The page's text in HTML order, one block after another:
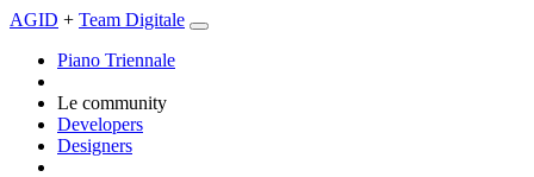
AGID + Team Digitale
Piano Triennale
Le community
Developers
Designers